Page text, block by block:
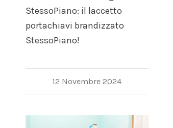
StessoPiano: il laccetto
portachiavi brandizzato
StessoPiano!
12 Novembre 2024